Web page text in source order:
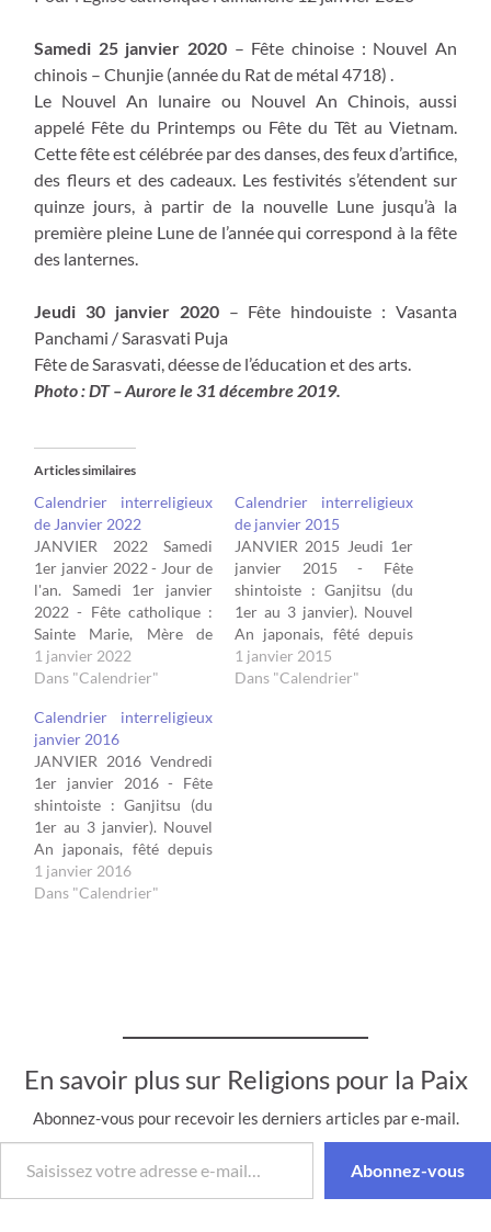
Samedi 25 janvier 2020 – Fête chinoise : Nouvel An
chinois – Chunjie (année du Rat de métal 4718) .
Le Nouvel An lunaire ou Nouvel An Chinois, aussi
appelé Fête du Printemps ou Fête du Têt au Vietnam.
Cette fête est célébrée par des danses, des feux d’artifice,
des fleurs et des cadeaux. Les festivités s’étendent sur
quinze jours, à partir de la nouvelle Lune jusqu’à la
première pleine Lune de l’année qui correspond à la fête
des lanternes.
Jeudi 30 janvier 2020– Fête hindouiste : Vasanta
Panchami / Sarasvati Puja
Fête de Sarasvati, déesse de l’éducation et des arts.
Photo : DT – Aurore le 31 décembre 2019.
Articles similaires
Calendrier interreligieux
de Janvier 2022
JANVIER 2022 Samedi
1er janvier 2022 - Jour de
l'an. Samedi 1er janvier
2022 - Fête catholique :
Sainte Marie, Mère de
Dieu. Marie, mère de
l'Emmanuel, Dieu qui fait
Orthodoxes : Fête de la
Circoncision du Christ.
Samedi 1er janvier 2022 -
Oshogatsu (du 1er au 3
janvier)…
1 janvier 2022
Dans "Calendrier"
Calendrier interreligieux
de janvier 2015
JANVIER 2015 Jeudi 1er
janvier 2015 - Fête
shintoiste : Ganjitsu (du
1er au 3 janvier). Nouvel
An japonais, fêté depuis
1873 selon le calendrier
grégorien. Les Japonais
1 janvier 2015
Dans "Calendrier"
Calendrier interreligieux
janvier 2016
JANVIER 2016 Vendredi
1er janvier 2016 - Fête
shintoiste : Ganjitsu (du
1er au 3 janvier). Nouvel
An japonais, fêté depuis
1873 selon le calendrier
grégorien. Les Japonais
1 janvier 2016
Dans "Calendrier"
En savoir plus sur Religions pour la Paix
Abonnez-vous pour recevoir les derniers articles par e-mail.
Saisissez votre adresse e-mail…
Abonnez-vous